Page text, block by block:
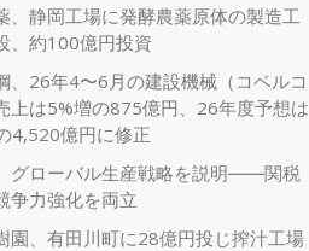
、静岡工場に発酵農薬原体の製造工
、約100億円投資
、26年4〜6月の建設機械（コベルコ
上は5%増の875億円、26年度予想は
4,520億円に修正
グローバル生産戦略を説明――関税
争力強化を両立
園、有田川町に28億円投じ搾汁工場